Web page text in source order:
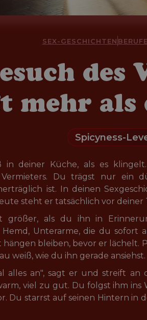
SEX-GESCHICHTEN BERUFE
des
mehr als
Spicyness-
in deiner Küche, als es
Vermieters. Du trägst nur ein
ist. In deinen
steht er tatsächlich vor deiner
größer, als du ihn in
Unterarme, die du sofort
hängen bleiben, bevor er lächelt.
weiß, wie du ihn gerade ansiehst.
alles an", sagt er und streift
viel zu gut. Du folgst ihm
Du starrst auf seinen Hintern in